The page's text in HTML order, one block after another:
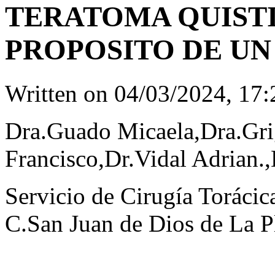
TERATOMA
PROPOSITO DE
Written on 04/03/2024,
Dra.Guado
Francisco,Dr.Vidal
Servicio de Cirugía
C.San Juan de Dios de La